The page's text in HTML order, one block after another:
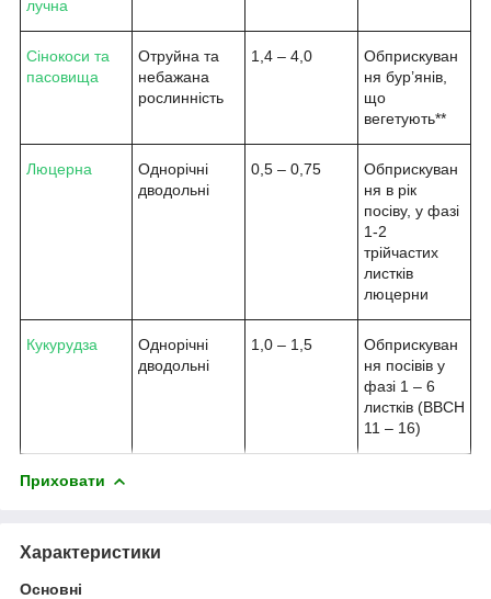
лучна
Сінокоси та
пасовища
Отруйна та
небажана
рослинність
1,4 – 4,0
Обприскуван
ня бур’янів,
що
вегетують**
Люцерна
Однорічні
дводольні
0,5 – 0,75
Обприскуван
ня в рік
посіву, у фазі
1-2
трійчастих
листків
люцерни
Кукурудза
Однорічні
дводольні
1,0 – 1,5
Обприскуван
ня посівів у
фазі 1 – 6
листків (BBCH
11 – 16)
Приховати
Характеристики
Основні